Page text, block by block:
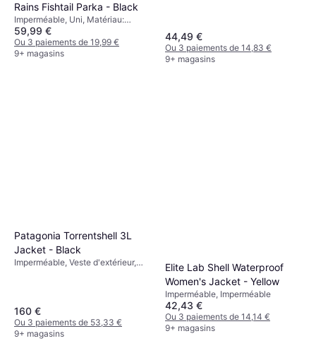
Rains Fishtail Parka - Black
Imperméable, Uni, Matériau:
Polyuréthane, Polyester,
Respirant, Poches, Capuche,
Coupe-vent, Imperméable
59,99 €
Ou 3 paiements de 19,99 €
9+ magasins
44,49 €
Ou 3 paiements de 14,83 €
9+ magasins
Patagonia Torrentshell 3L
Jacket - Black
Imperméable, Veste d'extérieur,
Imperméable
160 €
Ou 3 paiements de 53,33 €
9+ magasins
Elite Lab Shell Waterproof
Women's Jacket - Yellow
Imperméable, Imperméable
42,43 €
Ou 3 paiements de 14,14 €
9+ magasins